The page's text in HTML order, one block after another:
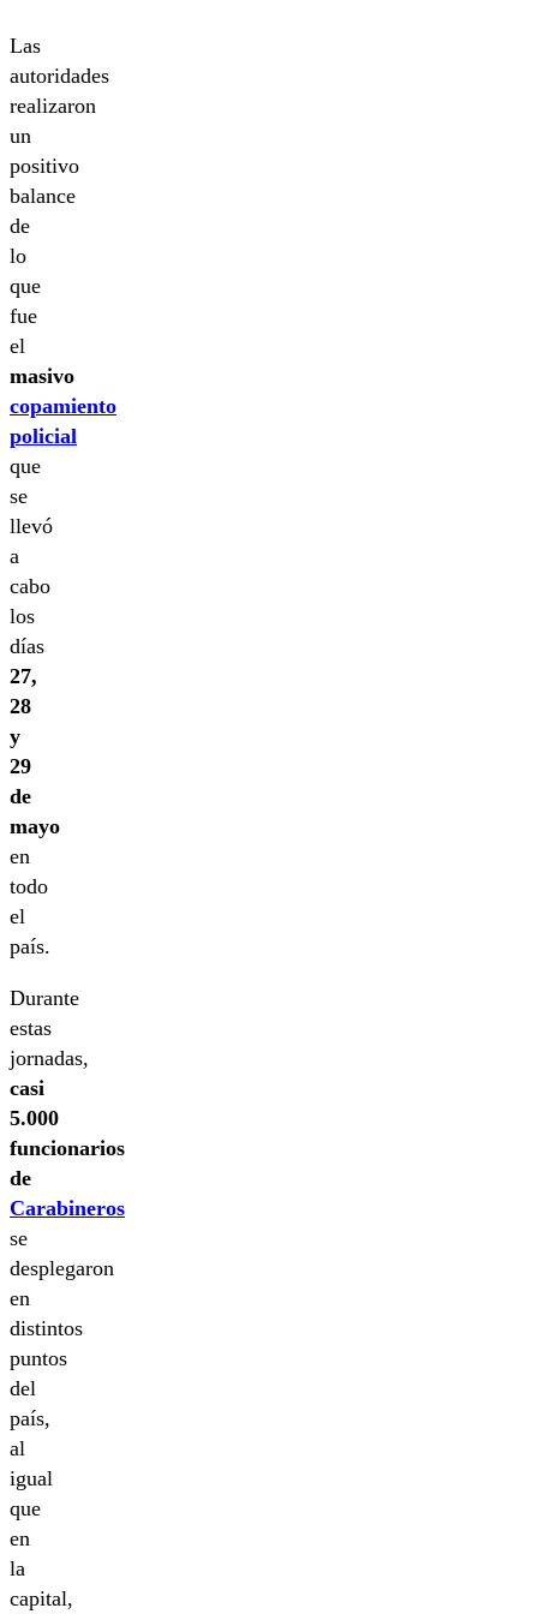
Las
autoridades
realizaron
un
positivo
balance
de
lo
que
fue
el
masivo
copamiento
policial
que
se
llevó
a
cabo
los
días
27,
28
y
29
de
mayo
en
todo
el
país.
Durante
estas
jornadas,
casi
5.000
funcionarios
de
Carabineros
se
desplegaron
en
distintos
puntos
del
país,
al
igual
que
en
la
capital,